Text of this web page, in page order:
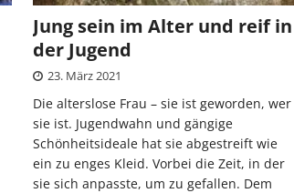
Jung sein im Alter und reif in
der Jugend
23. März 2021
Die alterslose Frau – sie ist geworden, wer
sie ist. Jugendwahn und gängige
Schönheitsideale hat sie abgestreift wie
ein zu enges Kleid. Vorbei die Zeit, in der
sie sich anpasste, um zu gefallen. Dem